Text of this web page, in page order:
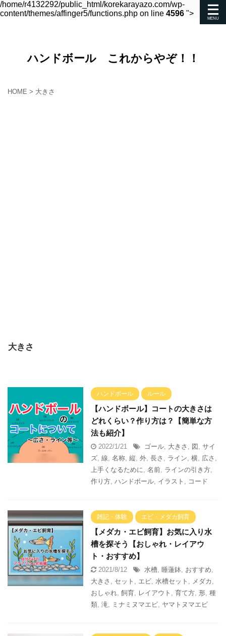
/home/r4132292/public_html/korekarayazo.com/wp-
content/themes/affinger5/functions.php on line 4596 ">
ハンドボール これからやぞ！！
HOME > 大きさ
大きさ
ハンドボール ルール
【ハンドボール】コートの大きさは
どれくらい？作り方は？【簡単な方
法も紹介】
2022/1/21 ゴール, 大きさ , 図 , サイ
ズ, 線, 名称, 縦, 外, 長さ , ライン, 横, 広さ ,
上手くなるために, 名前, ラインの引き方,
作り方, ハンドボール, イラスト , コード
雑記・体験 エビ・メダカ飼育
【メダカ・エビ飼育】お気に入り水
槽を探そう【おしゃれ・レイアウ
ト・おすすめ】
2021/8/12 水槽, 睡蓮鉢, おすすめ,
大きさ , セット , エビ, 水槽セット , メダカ ,
おしゃれ, 飼育, レイアウト , 育て方, 形, 種
類, 滝, ミナミヌマエビ, ヤマトヌマエビ